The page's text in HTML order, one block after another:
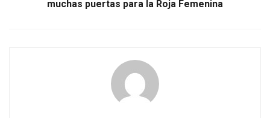
muchas puertas para la Roja Femenina